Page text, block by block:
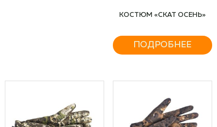
КОСТЮМ «СКАТ ОСЕНЬ»
ПОДРОБНЕЕ